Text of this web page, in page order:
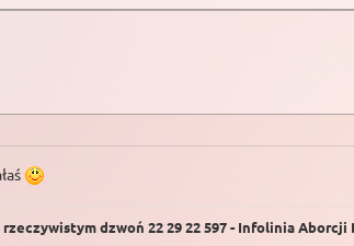
dzwoń 22 29 22 597 - Infolinia Aborcji